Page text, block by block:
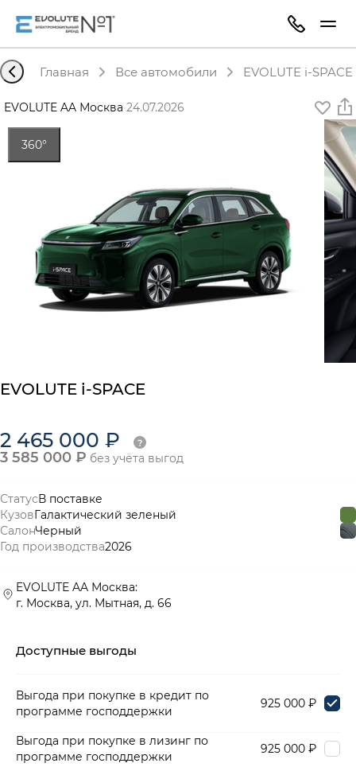
Главная Все автомобили EVOLUTE i-
EVOLUTE AA Москва·24.07.2026
360°
EVOLUTE i-SPACE
2 465 000 ₽
3 585 000 ₽ без учёта выгод
СтатусВ поставке
КузовГалактический зеленый
СалонЧерный
Год производства2026
EVOLUTE AA Москва:
г. Москва, ул. Мытная, д. 66
Доступные выгоды
Выгода при покупке в кредит по
программе господдержки
925 000 ₽
Выгода при покупке в лизинг по
программе господдержки
925 000 ₽